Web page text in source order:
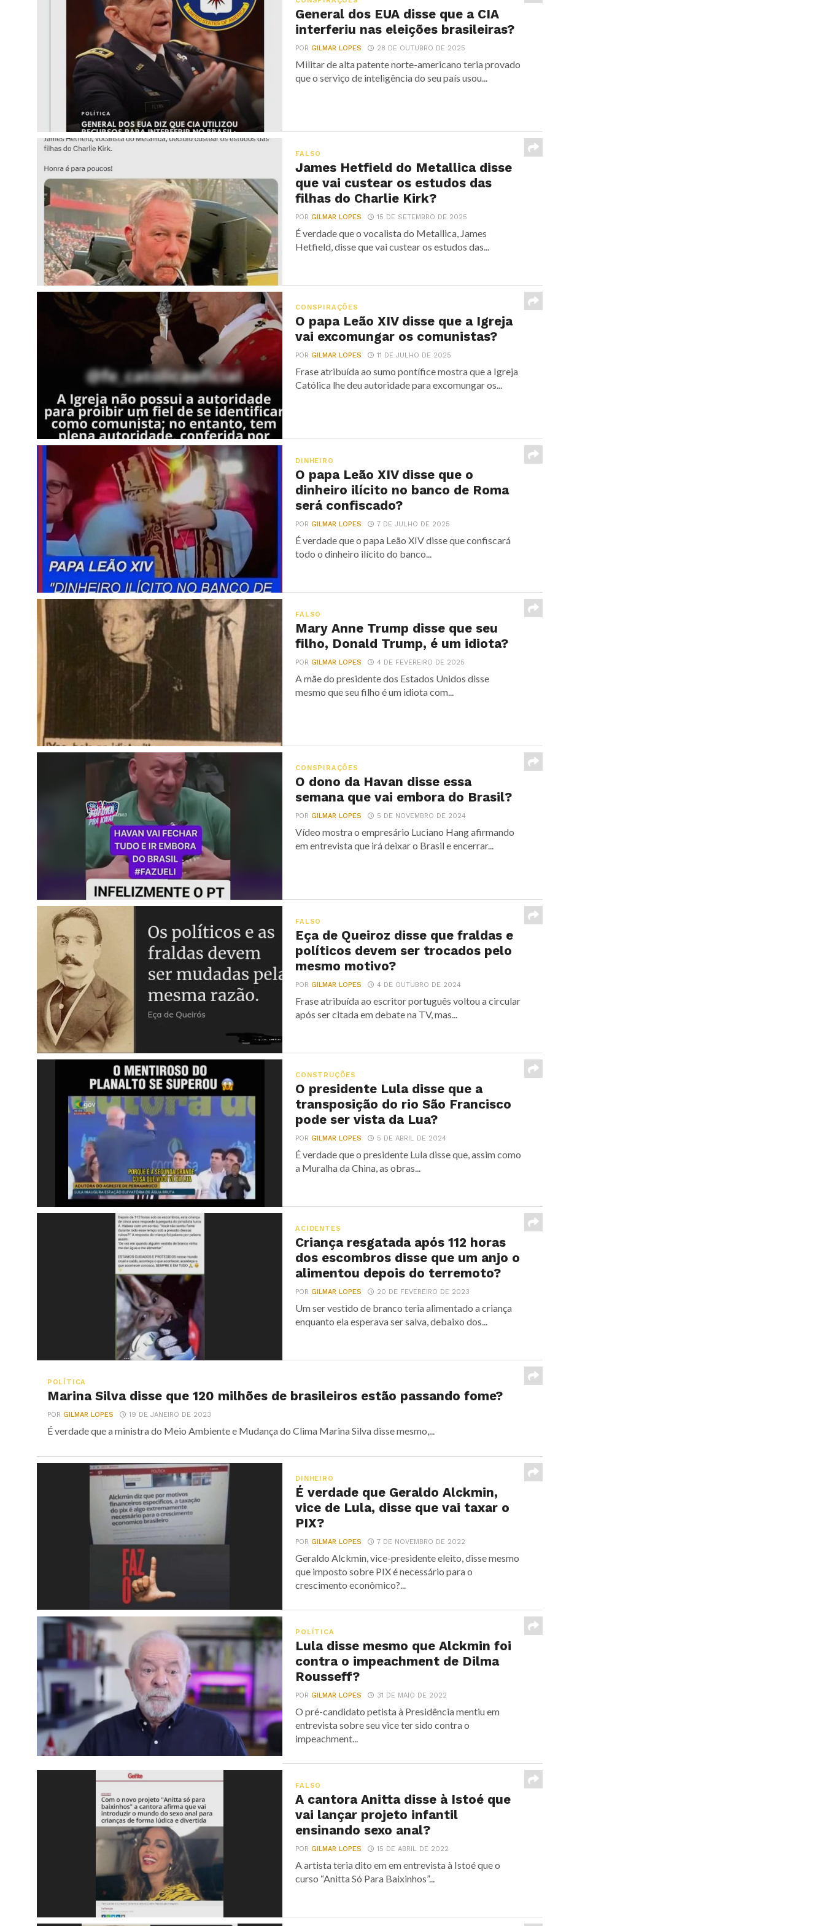
General dos EUA disse que a CIA
interferiu nas eleições brasileiras?
PORGILMAR LOPES 28 DE OUTUBRO DE 2025
Militar de alta patente norte-americano teria provado
que o serviço de inteligência do seu país usou...
FALSO
James Hetfield do Metallica disse
que vai custear os estudos das
filhas do Charlie Kirk?
PORGILMAR LOPES 15 DE SETEMBRO DE 2025
É verdade que o vocalista do Metallica, James
Hetfield, disse que vai custear os estudos das...
CONSPIRAÇÕES
O papa Leão XIV disse que a Igreja
vai excomungar os comunistas?
PORGILMAR LOPES 11 DE JULHO DE 2025
Frase atribuída ao sumo pontífice mostra que a Igreja
Católica lhe deu autoridade para excomungar os...
DINHEIRO
O papa Leão XIV disse que o
dinheiro ilícito no banco de Roma
será confiscado?
PORGILMAR LOPES 7 DE JULHO DE 2025
É verdade que o papa Leão XIV disse que confiscará
todo o dinheiro ilícito do banco...
FALSO
Mary Anne Trump disse que seu
filho, Donald Trump, é um idiota?
PORGILMAR LOPES 4 DE FEVEREIRO DE 2025
A mãe do presidente dos Estados Unidos disse
mesmo que seu filho é um idiota com...
CONSPIRAÇÕES
O dono da Havan disse essa
semana que vai embora do Brasil?
PORGILMAR LOPES 5 DE NOVEMBRO DE 2024
Vídeo mostra o empresário Luciano Hang afirmando
em entrevista que irá deixar o Brasil e encerrar...
FALSO
Eça de Queiroz disse que fraldas e
políticos devem ser trocados pelo
mesmo motivo?
PORGILMAR LOPES 4 DE OUTUBRO DE 2024
Frase atribuída ao escritor português voltou a circular
após ser citada em debate na TV, mas...
CONSTRUÇÕES
O presidente Lula disse que a
transposição do rio São Francisco
pode ser vista da Lua?
PORGILMAR LOPES 5 DE ABRIL DE 2024
É verdade que o presidente Lula disse que, assim como
a Muralha da China, as obras...
ACIDENTES
Criança resgatada após 112 horas
dos escombros disse que um anjo o
alimentou depois do terremoto?
PORGILMAR LOPES 20 DE FEVEREIRO DE 2023
Um ser vestido de branco teria alimentado a criança
enquanto ela esperava ser salva, debaixo dos...
POLÍTICA
Marina Silva disse que 120 milhões de brasileiros estão passando fome?
POR GILMAR LOPES 19 DE JANEIRO DE 2023
É verdade que a ministra do Meio Ambiente e Mudança do Clima Marina Silva disse mesmo,...
DINHEIRO
É verdade que Geraldo Alckmin,
vice de Lula, disse que vai taxar o
PIX?
PORGILMAR LOPES 7 DE NOVEMBRO DE 2022
Geraldo Alckmin, vice-presidente eleito, disse mesmo
que imposto sobre PIX é necessário para o
crescimento econômico?...
POLÍTICA
Lula disse mesmo que Alckmin foi
contra o impeachment de Dilma
Rousseff?
PORGILMAR LOPES 31 DE MAIO DE 2022
O pré-candidato petista à Presidência mentiu em
entrevista sobre seu vice ter sido contra o
impeachment...
FALSO
A cantora Anitta disse à Istoé que
vai lançar projeto infantil
ensinando sexo anal?
PORGILMAR LOPES 15 DE ABRIL DE 2022
A artista teria dito em em entrevista à Istoé que o
curso “Anitta Só Para Baixinhos”...